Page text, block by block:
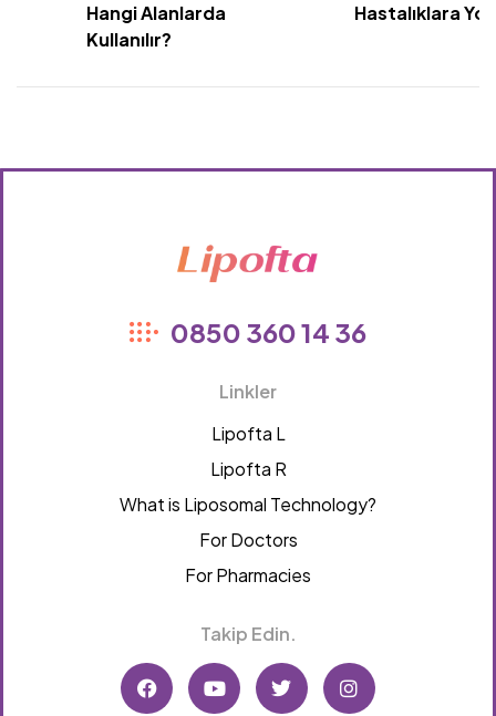
Hangi Alanlarda
Kullanılır?
Hastalıklara
0850 360 14 36
Linkler
Lipofta L
Lipofta R
What is Liposomal Technology?
For Doctors
For Pharmacies
Takip Edin.